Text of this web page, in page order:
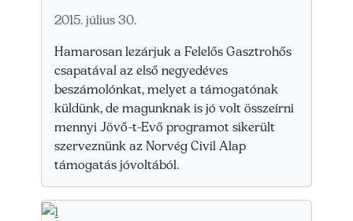
2015. július 30.
Hamarosan lezárjuk a Felelős Gasztrohős
csapatával az első negyedéves
beszámolónkat, melyet a támogatónak
küldünk, de magunknak is jó volt összeírni
mennyi Jövő-t-Evő programot sikerült
szerveznünk az Norvég Civil Alap
támogatás jóvoltából.